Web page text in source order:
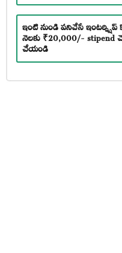
ఇంటి నుండి పనిచేసే
నెలకు ₹20,000/- stipend
చేయండి